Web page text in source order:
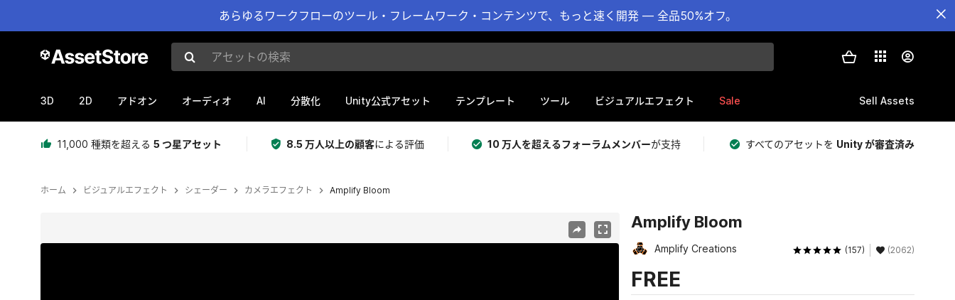
あらゆるワークフローのツール・フレームワーク・コンテンツで、もっと速く開発 — 全品50%オフ。
アセットの検索
3D 2D アドオン オーディオ AI 分散化 Unity公式アセット テンプレート ツール ビジュアルエフェクト Sale Sell Assets
11,000 種類を超える 5 つ星アセット 8.5 万人以上の顧客による評価 10 万人を超えるフォーラムメンバーが支持 すべてのアセットを Unity が審査済み
ホーム ビジュアルエフェクト シェーダー カメラエフェクト Amplify Bloom
Amplify Bloom
Amplify Creations (157) (2062)
FREE